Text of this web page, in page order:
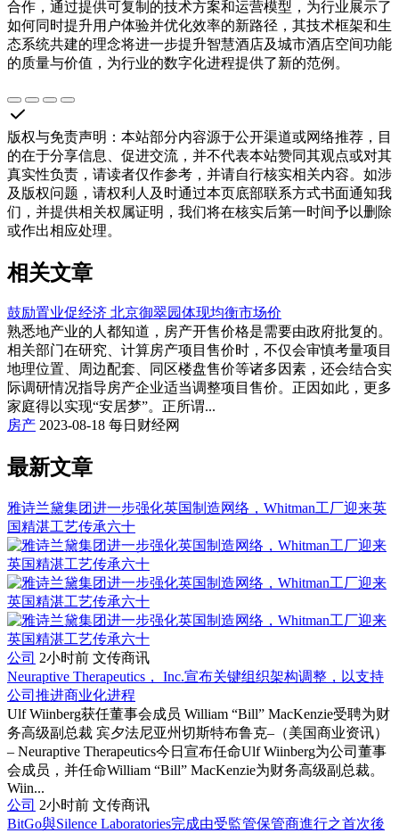
合作，通过提供可复制的技术方案和运营模型，为行业展示了
如何同时提升用户体验并优化效率的新路径，其技术框架和生
态系统共建的理念将进一步提升智慧酒店及城市酒店空间功能
的质量与价值，为行业的数字化进程提供了新的范例。
版权与免责声明 ： 本站部分内容源于公开渠道或网络推荐，目
的在于分享信息、促进交流，并不代表本站赞同其观点或对其
真实性负责，请读者仅作参考，并请自行核实相关内容。如涉
及版权问题，请权利人及时通过本页底部联系方式书面通知我
们，并提供相关权属证明，我们将在核实后第一时间予以删除
或作出相应处理。
相关文章
鼓励置业促经济 北京御翠园体现均衡市场价
熟悉地产业的人都知道，房产开售价格是需要由政府批复的。
相关部门在研究、计算房产项目售价时，不仅会审慎考量项目
地理位置、周边配套、同区楼盘售价等诸多因素，还会结合实
际调研情况指导房产企业适当调整项目售价。正因如此，更多
家庭得以实现“安居梦”。正所谓...
房产 2023-08-18 每日财经网
最新文章
雅诗兰黛集团进一步强化英国制造网络，Whitman工厂迎来英
国精湛工艺传承六十
公司 2小时前 文传商讯
Neuraptive Therapeutics， Inc.宣布关键组织架构调整，以支持
公司推进商业化进程
Ulf Wiinberg获任董事会成员 William “Bill” MacKenzie受聘为财
务高级副总裁 宾夕法尼亚州切斯特布鲁克–（美国商业资讯）
– Neuraptive Therapeutics今日宣布任命Ulf Wiinberg为公司董事
会成员，并任命William “Bill” MacKenzie为财务高级副总裁。
Wiin...
公司 2小时前 文传商讯
BitGo與Silence Laboratories完成由受監管保管商進行之首次後